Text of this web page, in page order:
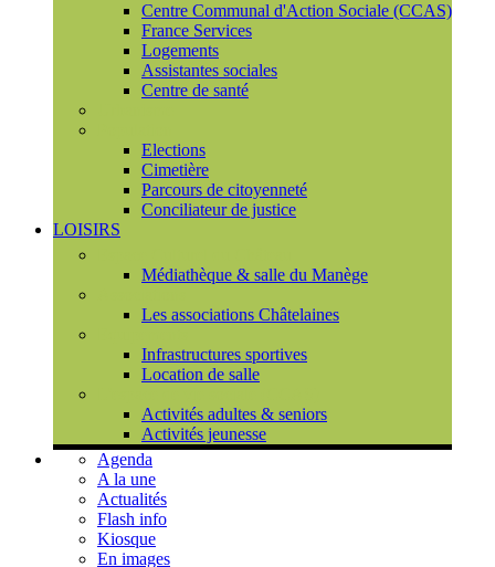
Centre Communal d'Action Sociale (CCAS)
France Services
Logements
Assistantes sociales
Centre de santé
Elections
Cimetière
Parcours de citoyenneté
Conciliateur de justice
LOISIRS
Médiathèque & salle du Manège
Les associations Châtelaines
Infrastructures sportives
Location de salle
Activités adultes & seniors
Activités jeunesse
Agenda
A la une
Actualités
Flash info
Kiosque
En images